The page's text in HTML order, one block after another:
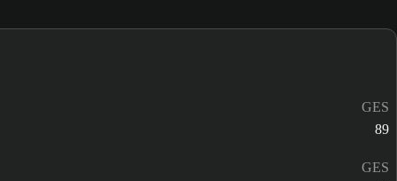
GES
89
GES